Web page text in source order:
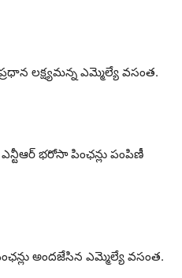
లక్ష్యమన్న ఎమ్మెల్యే వసంత.
భరోసా పింఛన్లు పంపిణీ
అందజేసిన ఎమ్మెల్యే వసంత.